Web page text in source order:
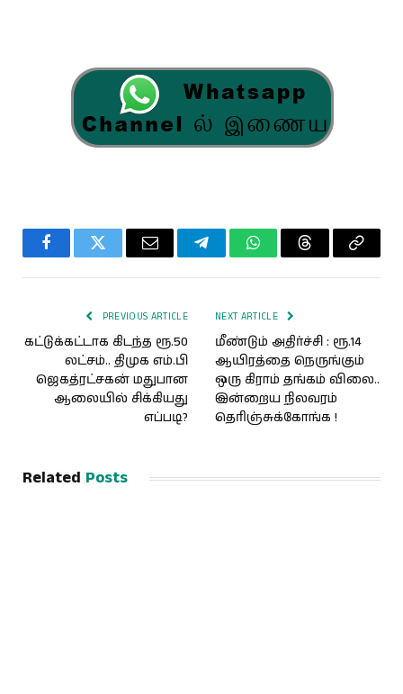
FacebookTwitter Email TelegramWhatsAppThreadsCopy
PREVIOUS ARTICLE
கட்டுக்கட்டாக கிடந்த ரூ.50
லட்சம்.. திமுக எம்.பி
ஜெகத்ரட்சகன் மதுபான
ஆலையில் சிக்கியது
எப்படி?
NEXT ARTICLE
மீண்டும் அதிர்ச்சி : ரூ.14
ஆயிரத்தை நெருங்கும்
ஒரு கிராம் தங்கம் விலை..
இன்றைய நிலவரம்
தெரிஞ்சுக்கோங்க !
Related Posts